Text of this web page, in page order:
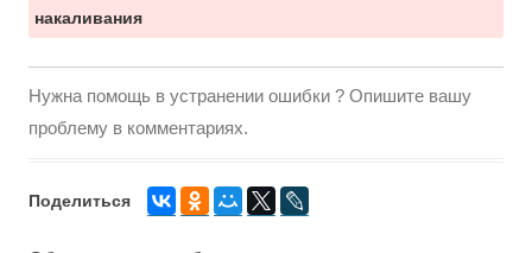
накаливания
Нужна помощь в устранении ошибки ? Опишите вашу
проблему в комментариях.
Поделиться